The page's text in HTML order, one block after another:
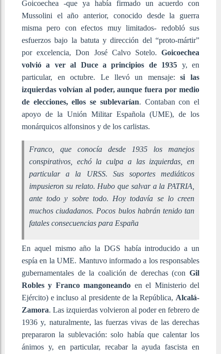
Goicoechea -que ya había firmado un acuerdo con
Mussolini el año anterior, conocido desde la guerra
misma pero con efectos muy limitados- redobló sus
esfuerzos bajo la batuta y dirección del “proto-mártir”
por excelencia, Don José Calvo Sotelo. Goicoechea
volvió a ver al Duce a principios de 1935 y, en
particular, en octubre. Le llevó un mensaje:si las
izquierdas volvían al poder, aunque fuera por medio
de elecciones, ellos se sublevarían. Contaban con el
apoyo de la Unión Militar Española (UME), de los
monárquicos alfonsinos y de los carlistas.
Franco, que conocía desde 1935 los manejos
conspirativos, echó la culpa a las izquierdas, en
particular a la URSS. Sus soportes mediáticos
impusieron su relato. Hubo que salvar a la PATRIA,
ante todo y sobre todo. Hoy todavía se lo creen
muchos ciudadanos. Pocos bulos habrán tenido tan
fatales consecuencias para España
En aquel mismo año la DGS había introducido a un
espía en la UME. Mantuvo informado a los responsables
gubernamentales de la coalición de derechas (con Gil
Robles y Franco mangoneando en el Ministerio del
Ejército) e incluso al presidente de la República, Alcalá-
Zamora. Las izquierdas volvieron al poder en febrero de
1936 y, naturalmente, las fuerzas vivas de las derechas
prepararon la sublevación: solo había que calentar los
ánimos y, en particular, recabar la ayuda fascista en